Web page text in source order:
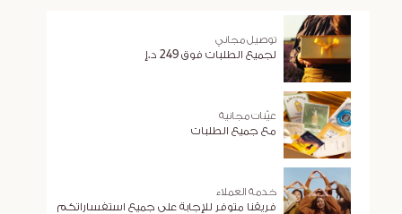
توصيل مجاني
لجميع الطلبات فوق 249 د.إ
عيّنات مجانية
مع جميع الطلبات
خدمة العملاء
فريقنا متوفر للإجابة على جميع استفساراتكم